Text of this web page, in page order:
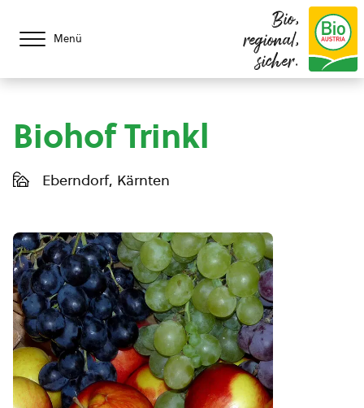
Menü
Bio,
regional,
sicher.
Biohof Trinkl
Eberndorf, Kärnten